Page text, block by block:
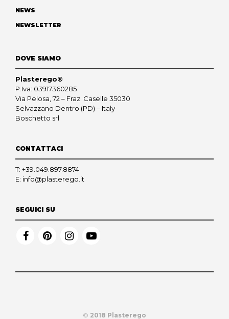
NEWS
NEWSLETTER
DOVE SIAMO
Plasterego®
P.Iva: 03917360285
Via Pelosa, 72 – Fraz. Caselle 35030
Selvazzano Dentro (PD) – Italy
Boschetto srl
CONTATTACI
T: +39.049.897.8874
E: info@plasterego.it
SEGUICI SU
© 2018 Plasterego